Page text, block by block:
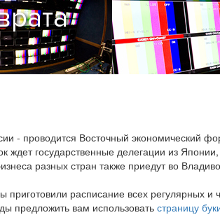
- проводится Восточный экономический
ждет государственные делегации из
разных стран также приедут во
расписание всех регулярных и
предложить вам использовать страницу